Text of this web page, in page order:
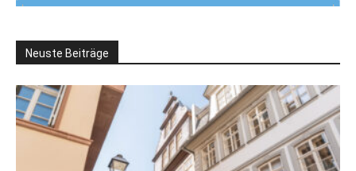
Neuste Beiträge